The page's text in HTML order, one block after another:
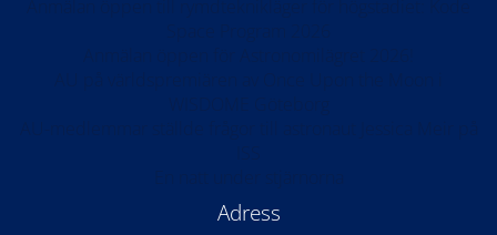
Adress